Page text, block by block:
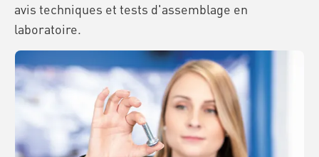
avis techniques et tests d'assemblage en
laboratoire.